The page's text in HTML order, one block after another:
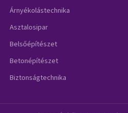
Árnyékolástechnika
Asztalosipar
Belsőépítészet
Betonépítészet
Biztonságtechnika